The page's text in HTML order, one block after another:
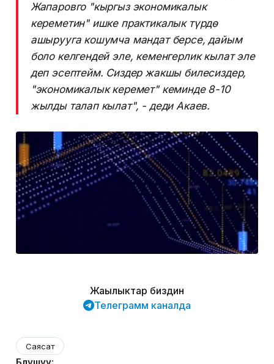
Жапаровго "кыргыз экономикалык
кереметин" ишке практикалык түрдө
ашырууга кошумча мандат берсе, дайым
боло келгендей эле, кеменгерлик кылат эле
деп эсептейм. Сиздер жакшы билесиздер,
"экономикалык керемет" кеминде 8-10
жылды талап кылат", - деди Акаев.
Жаңылыктар биздин
Телеграмм каналда
Саясат